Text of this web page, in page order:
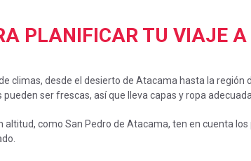
PLANIFICAR TU VIAJE A
climas, desde el desierto de Atacama hasta la región
pueden ser frescas, así que lleva capas y ropa
altitud, como San Pedro de Atacama, ten en cuenta